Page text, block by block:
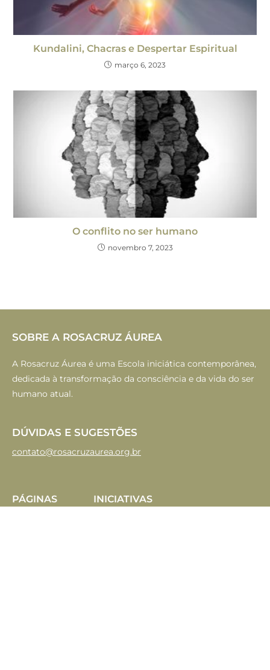
Kundalini, Chacras e Despertar Espiritual
março 6, 2023
O conflito no ser humano
novembro 7, 2023
SOBRE A ROSACRUZ ÁUREA
A Rosacruz Áurea é uma Escola iniciática contemporânea,
dedicada à transformação da consciência e da vida do ser
humano atual.
DÚVIDAS E SUGESTÕES
contato@rosacruzaurea.org.br
PÁGINAS INICIATIVAS